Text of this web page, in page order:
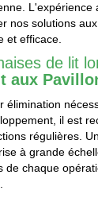
L'expérience
nos solutions
et efficace.
de lit
aux
élimination
il est
régulières.
à grande
de chaque
.